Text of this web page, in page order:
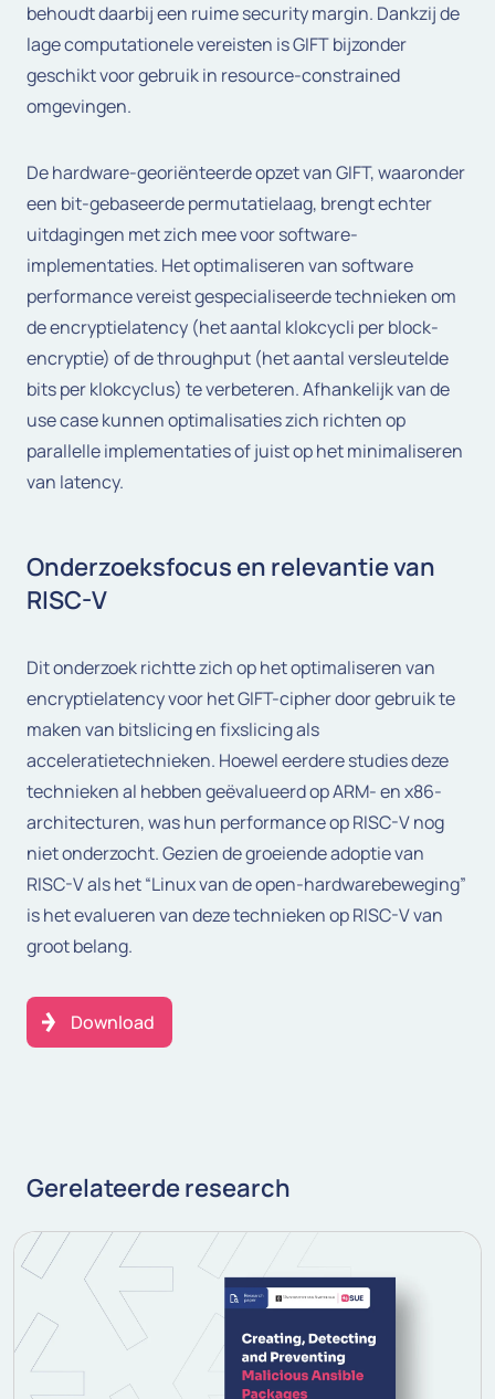
behoudt daarbij een ruime security margin. Dankzij de
lage computationele vereisten is GIFT bijzonder
geschikt voor gebruik in resource-constrained
omgevingen.
De hardware-georiënteerde opzet van GIFT, waaronder
een bit-gebaseerde permutatielaag, brengt echter
uitdagingen met zich mee voor software-
implementaties. Het optimaliseren van software
performance vereist gespecialiseerde technieken om
de encryptielatency (het aantal klokcycli per block-
encryptie) of de throughput (het aantal versleutelde
bits per klokcyclus) te verbeteren. Afhankelijk van de
use case kunnen optimalisaties zich richten op
parallelle implementaties of juist op het minimaliseren
van latency.
Onderzoeksfocus en relevantie van
RISC-V
Dit onderzoek richtte zich op het optimaliseren van
encryptielatency voor het GIFT-cipher door gebruik te
maken van bitslicing en fixslicing als
acceleratietechnieken. Hoewel eerdere studies deze
technieken al hebben geëvalueerd op ARM- en x86-
architecturen, was hun performance op RISC-V nog
niet onderzocht. Gezien de groeiende adoptie van
RISC-V als het “Linux van de open-hardwarebeweging”
is het evalueren van deze technieken op RISC-V van
groot belang.
Download
Gerelateerde research